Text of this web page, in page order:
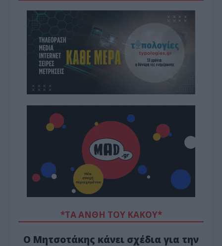
*ΤΑ ΆΝΘΗ ΤΟΥ ΚΑΚΟΎ*
Ο Μητσοτάκης κάνει σχέδια για την